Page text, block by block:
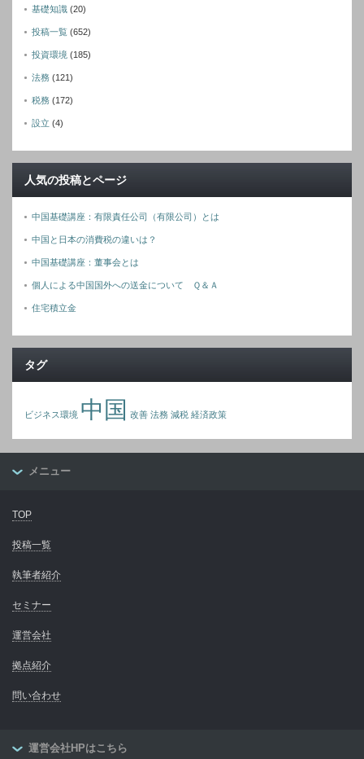
基礎知識 (20)
投稿一覧 (652)
投資環境 (185)
法務 (121)
税務 (172)
設立 (4)
人気の投稿とページ
中国基礎講座：有限責任公司（有限公司）とは
中国と日本の消費税の違いは？
中国基礎講座：董事会とは
個人による中国国外への送金について Ｑ＆Ａ
住宅積立金
タグ
ビジネス環境 中国 改善 法務 減税 経済政策
メニュー
TOP
投稿一覧
執筆者紹介
セミナー
運営会社
拠点紹介
問い合わせ
運営会社HPはこちら